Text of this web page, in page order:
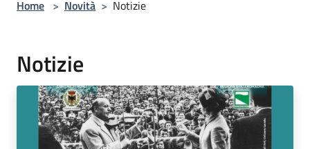
Home > Novità > Notizie
Notizie